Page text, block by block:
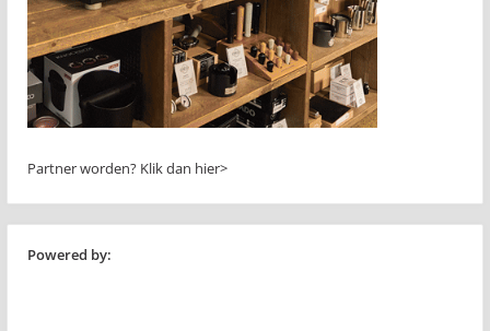
Partner worden? Klik dan hier>
Powered by: